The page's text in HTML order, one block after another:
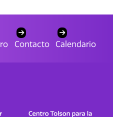
Contacto Calendario